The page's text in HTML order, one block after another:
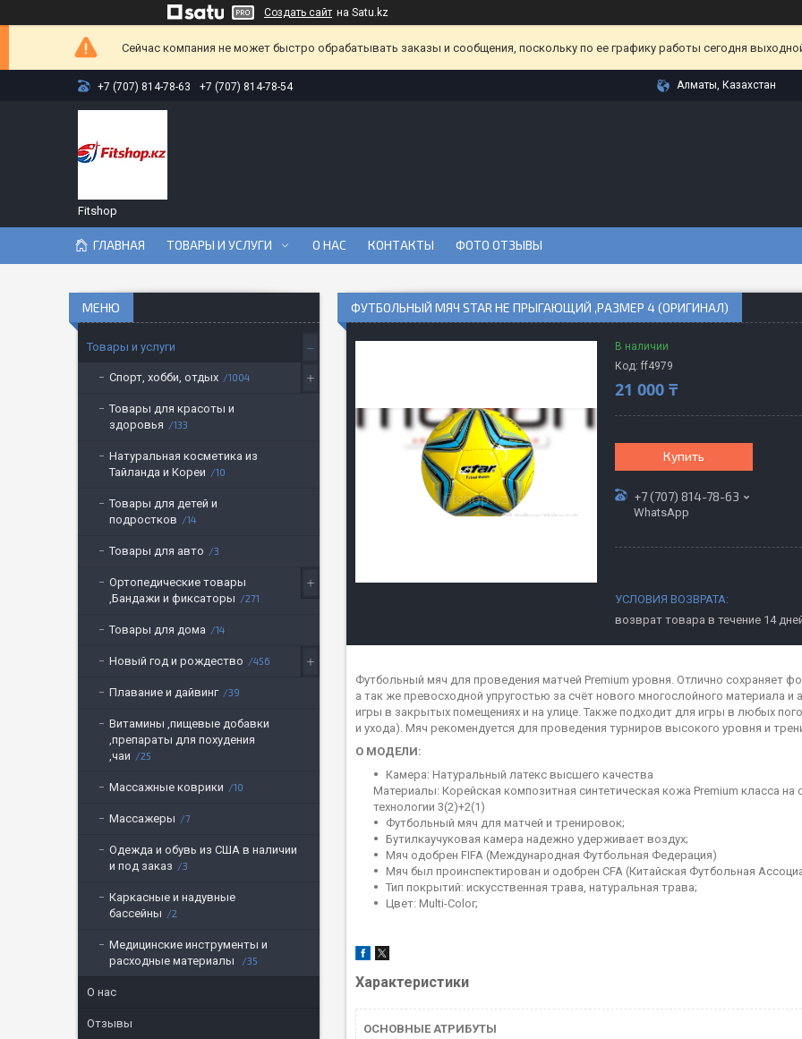
Создать сайт на Satu.kz
Сейчас компания не может быстро обрабатывать заказы и сообщения, поскольку по ее графику работы сегодня
+7 (707) 814-78-63 +7 (707) 814-78-54 Алматы, Казахстан
Fitshop
ГЛАВНАЯ ТОВАРЫ И УСЛУГИ О НАС КОНТАКТЫ ФОТО ОТЗЫВЫ
ФУТБОЛЬНЫЙ МЯЧ STAR НЕ ПРЫГАЮЩИЙ ,РАЗМЕР 4 (ОРИГИНАЛ)
В наличии
Код: ff4979
21 000 ₸
Купить
+7 (707) 814-78-63
WhatsApp
возврат товара в течение 14
Футбольный мяч для проведения матчей Premium уровня. Отлично сохраняет
а так же превосходной упругостью за счёт нового многослойного материала
игры в закрытых помещениях и на улице. Также подходит для игры в любых
и ухода). Мяч рекомендуется для проведения турниров высокого уровня и
О МОДЕЛИ:
Камера: Натуральный латекс высшего качества
Материалы: Корейская композитная синтетическая кожа Premium класса
технологии 3(2)+2(1)
Футбольный мяч для матчей и тренировок;
Бутилкаучуковая камера надежно удерживает воздух;
Мяч одобрен FIFA (Международная Футбольная Федерация)
Мяч был проинспектирован и одобрен CFA (Китайская Футбольная
Тип покрытий: искусственная трава, натуральная трава;
Цвет: Multi-Color;
Характеристики
ОСНОВНЫЕ АТРИБУТЫ
Товары и услуги
Спорт, хобби, отдых 1004
Товары для красоты и
здоровья
133
Натуральная косметика из
Тайланда и Кореи
10
Товары для детей и
подростков
14
Товары для авто 3
Ортопедические товары
,Бандажи и фиксаторы
271
Товары для дома 14
Новый год и рождество 456
Плавание и дайвинг 39
Витамины ,пищевые добавки
,препараты для похудения
,чаи
25
Массажные коврики 10
Массажеры 7
Одежда и обувь из США в наличии
и под заказ
3
Каркасные и надувные
бассейны
2
Медицинские инструменты и
расходные материалы
35
О нас
Отзывы